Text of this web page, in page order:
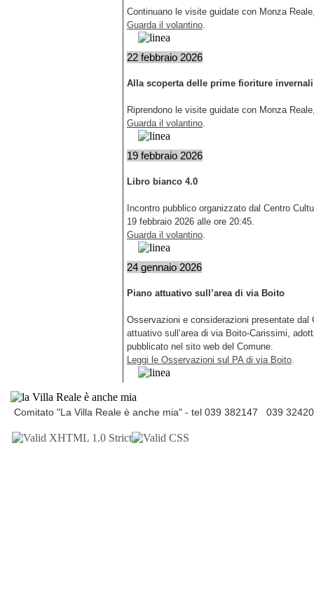
Continuano le visite guidate con Monza
Guarda il volantino.
22 febbraio 2026
Alla scoperta delle prime fioriture invernali
Riprendono le visite guidate con Monza
Guarda il volantino.
19 febbraio 2026
Libro bianco 4.0
Incontro pubblico organizzato dal Centro
19 febbraio 2026 alle ore 20:45.
Guarda il volantino.
24 gennaio 2026
Piano attuativo sull’area di via Boito
Osservazioni e considerazioni presentate
attuativo sull’area di via Boito-Carissimi,
pubblicato nel sito web del Comune.
Leggi le Osservazioni sul PA di via Boito.
Comitato "La Villa Reale è anche mia" - tel 039 382147 039